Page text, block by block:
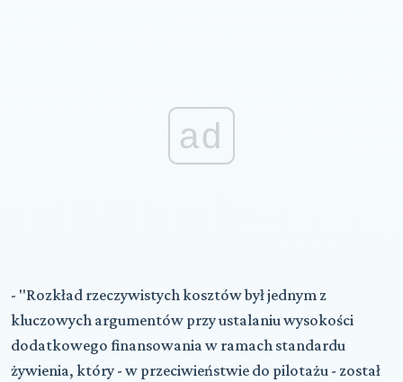
ad
- "Rozkład rzeczywistych kosztów był jednym z
kluczowych argumentów przy ustalaniu wysokości
dodatkowego finansowania w ramach standardu
żywienia, który - w przeciwieństwie do pilotażu - został